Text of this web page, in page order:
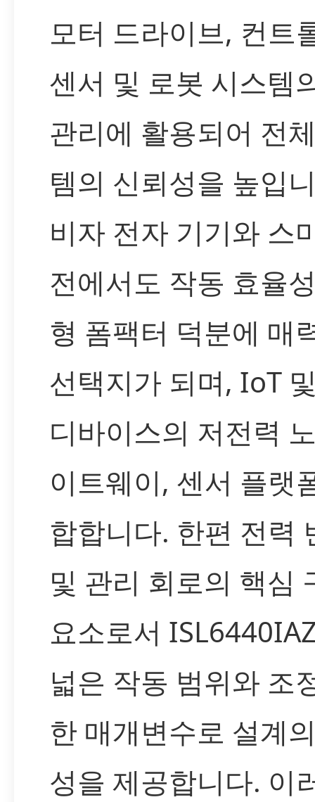
모터 드라이브, 컨트
센서 및 로봇 시스템
관리에 활용되어 전
템의 신뢰성을 높입
비자 전자 기기와 스
전에서도 작동 효율
형 폼팩터 덕분에 매
선택지가 되며, IoT
디바이스의 저전력
이트웨이, 센서 플랫
합합니다. 한편 전력
및 관리 회로의 핵심
요소로서
넓은 작동 범위와 조
한 매개변수로 설계
성을 제공합니다. 이